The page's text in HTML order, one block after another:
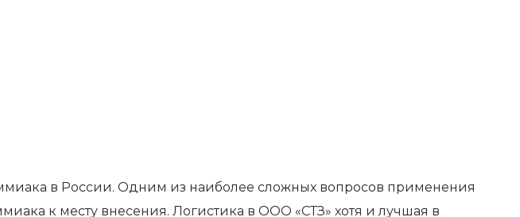
в России. Одним из наиболее сложных вопросов применения
к месту внесения. Логистика в ООО «СТЗ» хотя и лучшая в